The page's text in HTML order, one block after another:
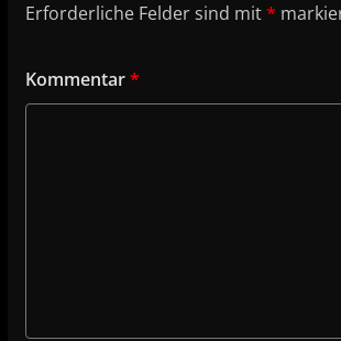
Erforderliche Felder sind mit*
Kommentar*